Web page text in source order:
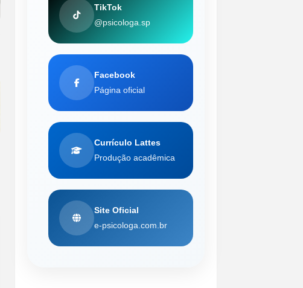
TikTok
@psicologa.sp
Facebook
Página oficial
Currículo Lattes
Produção acadêmica
Site Oficial
e-psicologa.com.br